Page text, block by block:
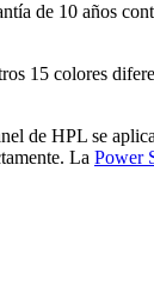
de 10 años
15 colores
de HPL se
La Power